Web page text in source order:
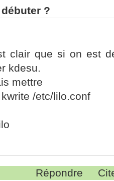
?
clair que si on est
kdesu.
mettre
/etc/lilo.conf
Répondre